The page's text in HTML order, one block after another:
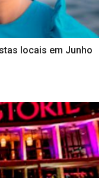
locais em Junho